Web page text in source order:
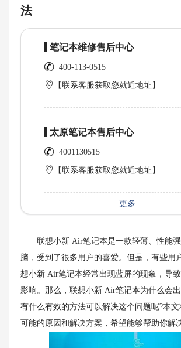
法
笔记本维修售后中心
400-113-0515
【联系客服获取您就近地址】
太原笔记本售后中心
4001130515
【联系客服获取您就近地址】
更多...
联想小新 Air笔记本是一款轻薄、性能强
脑，受到了很多用户的喜爱。但是，有些用
想小新 Air笔记本经常出现蓝屏的现象，导
影响。那么，联想小新 Air笔记本为什么会
有什么有效的方法可以解决这个问题呢?本
可能的原因和解决方案，希望能够帮助你解